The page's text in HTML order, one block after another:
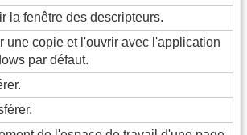
la fenêtre des descripteurs.
une copie et l'ouvrir avec l'application
par défaut.